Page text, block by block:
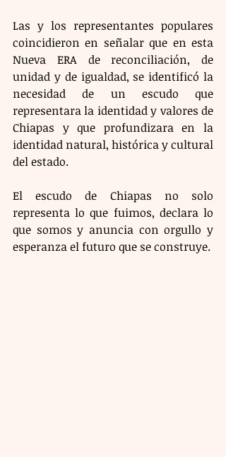
Las y los representantes populares
coincidieron en señalar que en esta
Nueva ERA de reconciliación, de
unidad y de igualdad, se identificó la
necesidad de un escudo que
representara la identidad y valores de
Chiapas y que profundizara en la
identidad natural, histórica y cultural
del estado.
El escudo de Chiapas no solo
representa lo que fuimos, declara lo
que somos y anuncia con orgullo y
esperanza el futuro que se construye.